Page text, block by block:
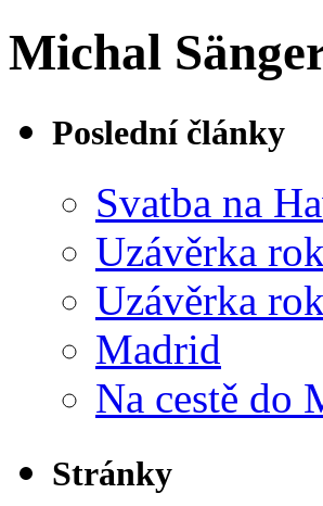
Michal
Poslední články
Svatba na
Uzávěrka
Uzávěrka
Madrid
Na cestě do
Stránky